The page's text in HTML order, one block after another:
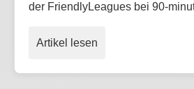
der FriendlyLeagues bei 90-
Artikel lesen